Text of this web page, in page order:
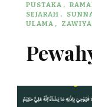
PUSTAKA
SEJARAH
ULAMA